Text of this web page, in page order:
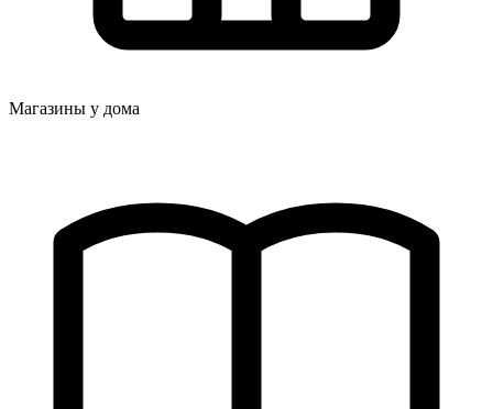
Магазины у дома